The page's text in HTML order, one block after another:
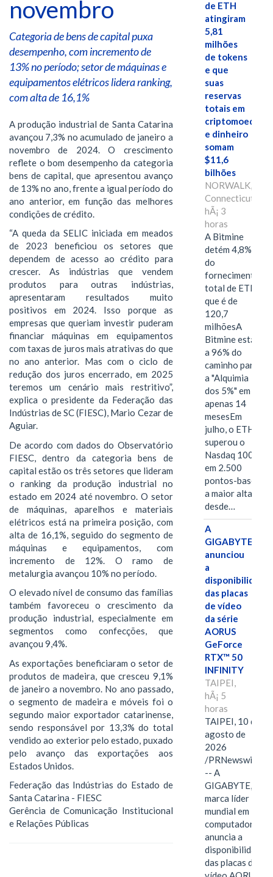
novembro
Categoria de bens de capital puxa
desempenho, com incremento de
13% no período; setor de máquinas e
equipamentos elétricos lidera ranking,
com alta de 16,1%
A produção industrial de Santa Catarina
avançou 7,3% no acumulado de janeiro a
novembro de 2024. O crescimento
reflete o bom desempenho da categoria
bens de capital, que apresentou avanço
de 13% no ano, frente a igual período do
ano anterior, em função das melhores
condições de crédito.
“A queda da SELIC iniciada em meados
de 2023 beneficiou os setores que
dependem de acesso ao crédito para
crescer. As indústrias que vendem
produtos para outras indústrias,
apresentaram resultados muito
positivos em 2024. Isso porque as
empresas que queriam investir puderam
financiar máquinas em equipamentos
com taxas de juros mais atrativas do que
no ano anterior. Mas com o ciclo de
redução dos juros encerrado, em 2025
teremos um cenário mais restritivo”,
explica o presidente da Federação das
Indústrias de SC (FIESC), Mario Cezar de
Aguiar.
De acordo com dados do Observatório
FIESC, dentro da categoria bens de
capital estão os três setores que lideram
o ranking da produção industrial no
estado em 2024 até novembro. O setor
de máquinas, aparelhos e materiais
elétricos está na primeira posição, com
alta de 16,1%, seguido do segmento de
máquinas e equipamentos, com
incremento de 12%. O ramo de
metalurgia avançou 10% no período.
O elevado nível de consumo das famílias
também favoreceu o crescimento da
produção industrial, especialmente em
segmentos como confecções, que
avançou 9,4%.
As exportações beneficiaram o setor de
produtos de madeira, que cresceu 9,1%
de janeiro a novembro. No ano passado,
o segmento de madeira e móveis foi o
segundo maior exportador catarinense,
sendo responsável por 13,3% do total
vendido ao exterior pelo estado, puxado
pelo avanço das exportações aos
Estados Unidos.
Federação das Indústrias do Estado de
Santa Catarina - FIESC
Gerência de Comunicação Institucional
e Relações Públicas
de ETH
atingiram
5,81
milhões
de tokens
e que
suas
reservas
totais em
criptomoedas
e dinheiro
somam
$11,6
bilhões
NORWALK,
Connecticut,
hÃ¡ 3
horas
A Bitmine
detém 4,8%
do
fornecimento
total de ETH,
que é de
120,7
milhõesA
Bitmine está
a 96% do
caminho para
a "Alquimia
dos 5%" em
apenas 14
mesesEm
julho, o ETH
superou o
Nasdaq 100
em 2.500
pontos-base,
a maior alta
desde…
A
GIGABYTE
anunciou
a
disponibilidade
das placas
de vídeo
da série
AORUS
GeForce
RTX™ 50
INFINITY
TAIPEI,
hÃ¡ 5
horas
TAIPEI, 10 de
agosto de
2026
/PRNewswire/
-- A
GIGABYTE,
marca líder
mundial em
computadores,
anuncia a
disponibilidade
das placas de